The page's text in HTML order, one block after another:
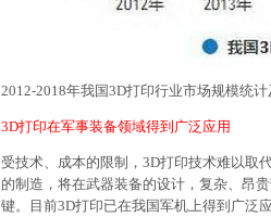
2012-2018年我国3D打印行业市场规模统
3D打印在军事装备领域得到广泛应用
受技术、成本的限制，3D打印技术难以取
的制造，将在武器装备的设计，复杂、昂
键。目前3D打印已在我国军机上得到广泛